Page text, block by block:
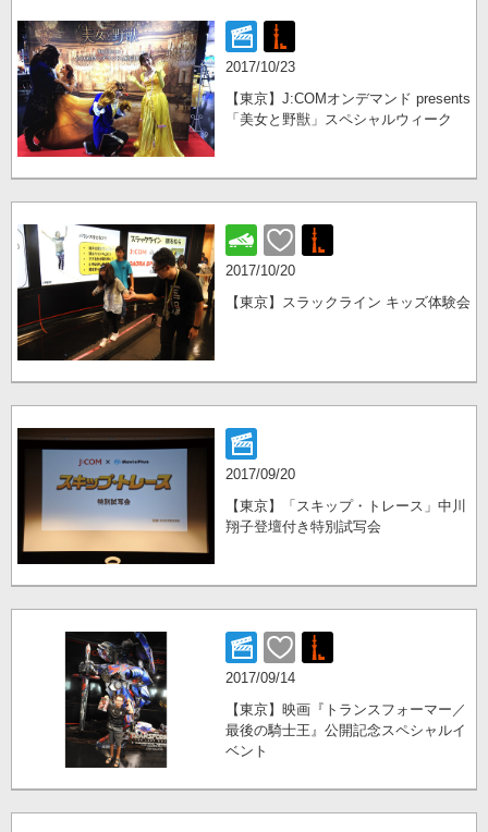
2017/10/23
【東京】J:COMオンデマンド presents
「美女と野獣」スペシャルウィーク
2017/10/20
【東京】スラックライン キッズ体験会
2017/09/20
【東京】「スキップ・トレース」中川
翔子登壇付き特別試写会
2017/09/14
【東京】映画『トランスフォーマー／
最後の騎士王』公開記念スペシャルイ
ベント